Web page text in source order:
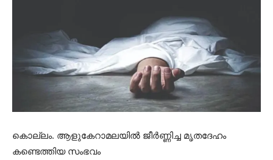
കൊല്ലം. ആളുകേറാമലയിൽ ജീർണ്ണിച്ച മൃതദേഹം
കണ്ടെത്തിയ സംഭവം